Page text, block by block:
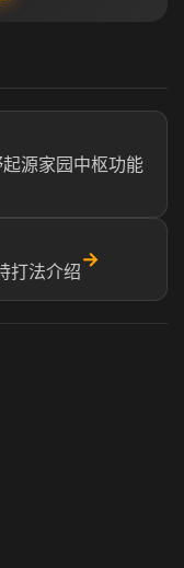
源家园中枢功能
打法介绍
→